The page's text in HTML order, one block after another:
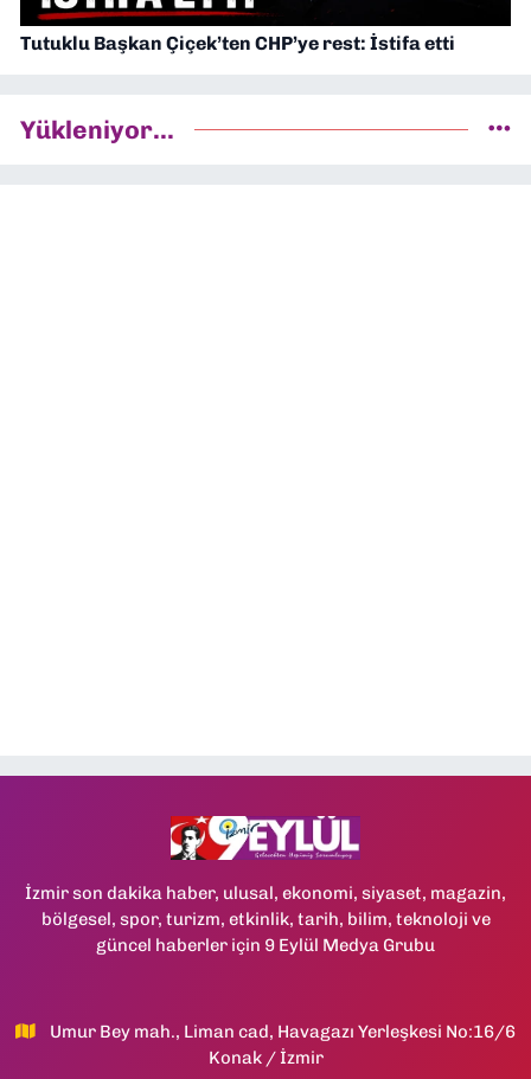
Tutuklu Başkan Çiçek’ten CHP’ye rest: İstifa etti
Yükleniyor...
İzmir son dakika haber, ulusal, ekonomi, siyaset, magazin,
bölgesel, spor, turizm, etkinlik, tarih, bilim, teknoloji ve
güncel haberler için 9 Eylül Medya Grubu
Umur Bey mah., Liman cad, Havagazı Yerleşkesi No:16/6
Konak / İzmir